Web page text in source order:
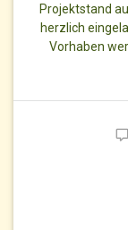
Projektstand
herzlich
Vorhaben